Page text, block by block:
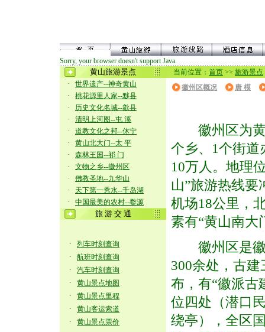
Sorry, your browser doesn't support Java.
黄山旅游景点
·
世界遗产--神奇黄山
·
桃花源里人家--黟县
·
历史文化名城--歙县
·
清明上河图--屯 溪
·
道教文化之邦--休宁
·
黄山北大门--太 平
·
森林王国--祁 门
·
文物之乡--徽州区
·
佛教圣地--九华山
·
天下第一秀水--千岛湖
·
中国最美的农村--婺源
旅 游 交 通
·
列车时刻查询
·
航班时刻查询
·
汽车时刻查询
·
黄山景点地图
·
黄山景点里程
·
黄山客运索道
·
黄山景点票价
当前位置： 首页 >> 旅游景点
徽州区概况
唐 模
徽州区为黄
个乡、1个街道
10万人。地理
山”旅游热线要
机场18公里，
素有“黄山南大
徽州区是徽
300余处，古
布，有“徽派古
位四处（潜口
绕亭），全区